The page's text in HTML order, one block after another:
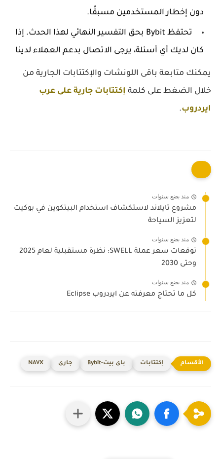
دون إخطار المستخدمين مسبقًا.
تحتفظ Bybit بحق التفسير النهائي لهذا الحدث. إذا
كان لديك أي أسئلة، يرجى الاتصال بدعم العملاء لدينا
يمكنك متابعة باقى اللونشات والإكتتابات الجارية من
خلال الضغط على كلمة إكتتابات جارية على عرب
ايردروب.
منذ بضع سنوات
مشروع تايلاند لاستكشاف استخدام البيتكوين في بوكيت
لتعزيز السياحة
منذ بضع سنوات
توقعات سعر عملة SWELL: نظرة مستقبلية لعام 2025
وحتى 2030
منذ بضع سنوات
كل ما تحتاج معرفته عن ايردروب Eclipse
إكتتابات باى بيت-Bybit جارى NAVX